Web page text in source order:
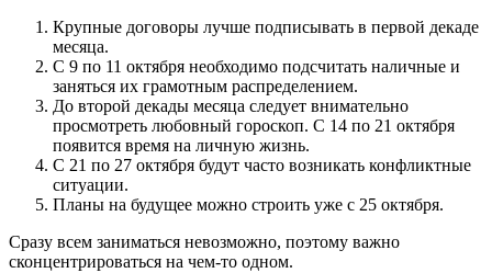
Крупные договоры лучше подписывать в первой декаде
месяца.
С 9 по 11 октября необходимо подсчитать наличные и
заняться их грамотным распределением.
До второй декады месяца следует внимательно
просмотреть любовный гороскоп. С 14 по 21 октября
появится время на личную жизнь.
С 21 по 27 октября будут часто возникать конфликтные
ситуации.
Планы на будущее можно строить уже с 25 октября.
Сразу всем заниматься невозможно, поэтому важно
сконцентрироваться на чем-то одном.